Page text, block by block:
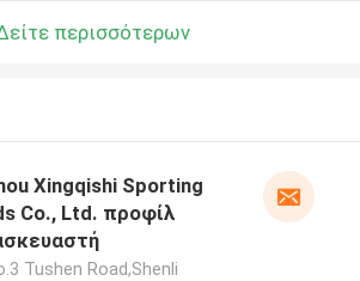
περισσότερων
Xingqishi Sporting
Co., Ltd. προφίλ
Tushen Road,Shenli